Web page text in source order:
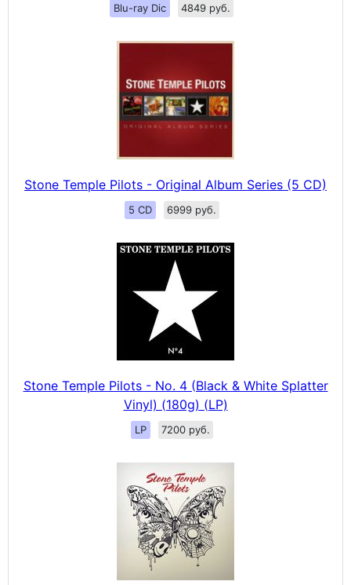
Blu-ray Dic 4849 руб.
Stone Temple Pilots - Original Album Series (5 CD)
5 CD 6999 руб.
Stone Temple Pilots - No. 4 (Black & White Splatter
Vinyl) (180g) (LP)
LP 7200 руб.